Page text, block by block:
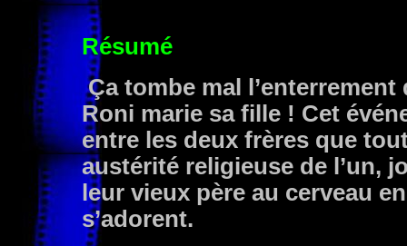
Résumé
Ça tombe mal
Roni marie sa fille ! Cet
entre les deux frères que
austérité religieuse de l’un,
leur vieux père au cerveau
s’adorent.